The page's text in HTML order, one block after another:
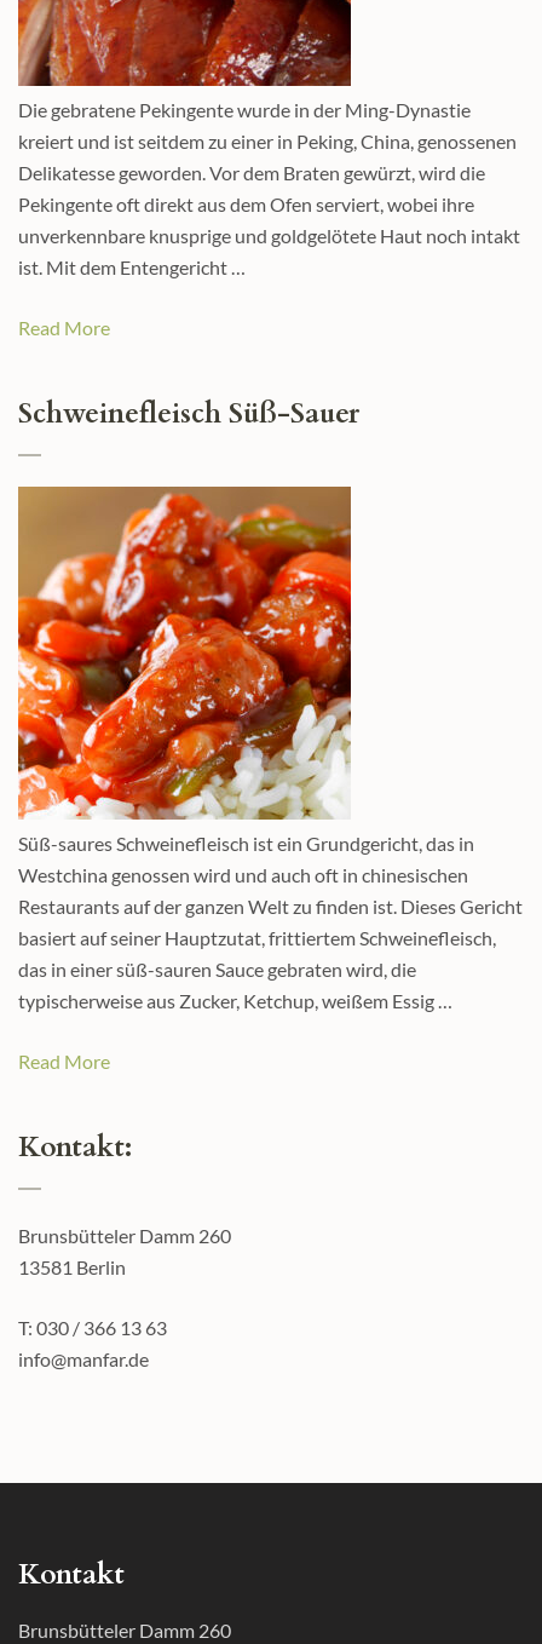
Die gebratene Pekingente wurde in der Ming-Dynastie
kreiert und ist seitdem zu einer in Peking, China, genossenen
Delikatesse geworden. Vor dem Braten gewürzt, wird die
Pekingente oft direkt aus dem Ofen serviert, wobei ihre
unverkennbare knusprige und goldgelötete Haut noch intakt
ist. Mit dem Entengericht …
Read More
Schweinefleisch Süß-Sauer
Süß-saures Schweinefleisch ist ein Grundgericht, das in
Westchina genossen wird und auch oft in chinesischen
Restaurants auf der ganzen Welt zu finden ist. Dieses Gericht
basiert auf seiner Hauptzutat, frittiertem Schweinefleisch,
das in einer süß-sauren Sauce gebraten wird, die
typischerweise aus Zucker, Ketchup, weißem Essig …
Read More
Kontakt:
Brunsbütteler Damm 260
13581 Berlin
T: 030 / 366 13 63
info@manfar.de
Kontakt
Brunsbütteler Damm 260